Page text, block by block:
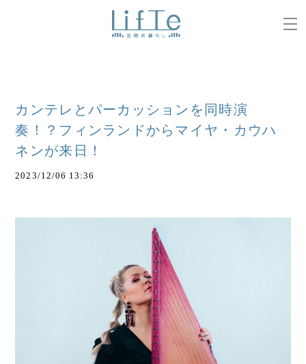
カンテレとパーカッションを同時演
奏！？フィンランドからマイヤ・カウハ
ネンが来日！
2023/12/06 13:36